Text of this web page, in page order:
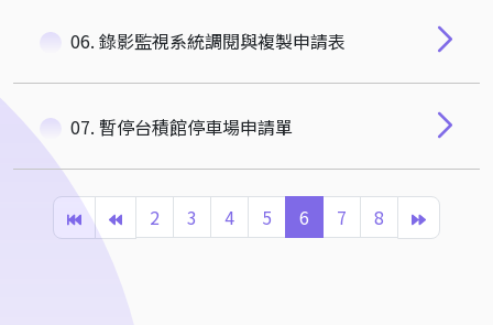
06. 錄影監視系統調閱與複製申請表
07. 暫停台積館停車場申請單
2 3 4 5 6 7 8